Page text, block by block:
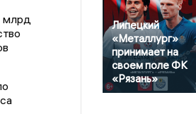
млрд
Липецкий
«Металлург»
принимает на
своем поле ФК
«Рязань»